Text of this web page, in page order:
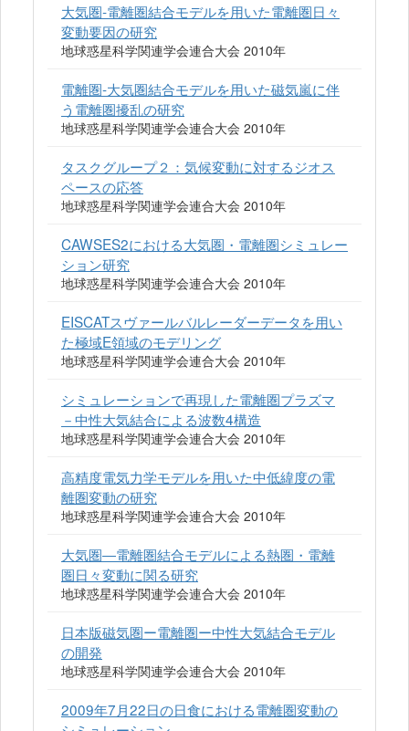
大気圏‐電離圏結合モデルを用いた電離圏日々
変動要因の研究
地球惑星科学関連学会連合大会 2010年
電離圏-大気圏結合モデルを用いた磁気嵐に伴
う電離圏擾乱の研究
地球惑星科学関連学会連合大会 2010年
タスクグループ２：気候変動に対するジオス
ペースの応答
地球惑星科学関連学会連合大会 2010年
CAWSES2における大気圏・電離圏シミュレー
ション研究
地球惑星科学関連学会連合大会 2010年
EISCATスヴァールバルレーダーデータを用い
た極域E領域のモデリング
地球惑星科学関連学会連合大会 2010年
シミュレーションで再現した電離圏プラズマ
－中性大気結合による波数4構造
地球惑星科学関連学会連合大会 2010年
高精度電気力学モデルを用いた中低緯度の電
離圏変動の研究
地球惑星科学関連学会連合大会 2010年
大気圏―電離圏結合モデルによる熱圏・電離
圏日々変動に関る研究
地球惑星科学関連学会連合大会 2010年
日本版磁気圏ー電離圏ー中性大気結合モデル
の開発
地球惑星科学関連学会連合大会 2010年
2009年7月22日の日食における電離圏変動の